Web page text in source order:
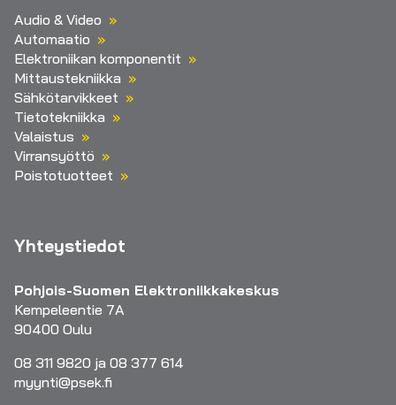
Audio & Video
Automaatio
Elektroniikan komponentit
Mittaustekniikka
Sähkötarvikkeet
Tietotekniikka
Valaistus
Virransyöttö
Poistotuotteet
Yhteystiedot
Pohjois-Suomen Elektroniikkakeskus
Kempeleentie 7A
90400 Oulu
08 311 9820 ja 08 377 614
myynti@psek.fi